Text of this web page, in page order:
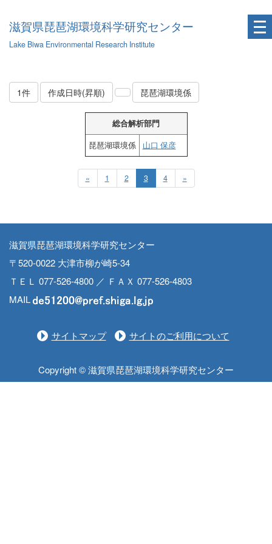
滋賀県琵琶湖環境科学研究センター
Lake Biwa Environmental Research Institute
1件 作成日時(昇順) 琵琶湖環境係
総合解析部門
琵琶湖環境係
山口 保彦
« 1 2 3 4 »
滋賀県琵琶湖環境科学研究センター
〒520-0022 大津市柳が崎5-34
ＴＥＬ 077-526-4800 ／ ＦＡＸ 077-526-4803
MAIL
サイトマップ サイトのご利用について
Copyright © 滋賀県琵琶湖環境科学研究センター